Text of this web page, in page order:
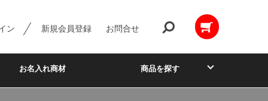
ン 新規会員登録 お問合せ
お名入れ商材 商品を探す